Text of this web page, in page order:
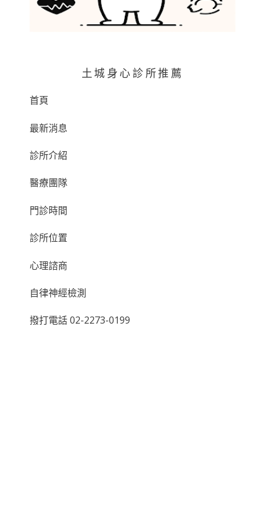
土城身心診所推薦
首頁
最新消息
診所介紹
醫療團隊
門診時間
診所位置
心理諮商
自律神經檢測
撥打電話 02-2273-0199